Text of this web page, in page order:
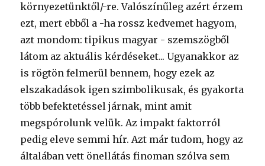
környezetünktől/-re. Valószínűleg azért érzem
ezt, mert ebből a -ha rossz kedvemet hagyom,
azt mondom: tipikus magyar - szemszögből
látom az aktuális kérdéseket... Ugyanakkor az
is rögtön felmerül bennem, hogy ezek az
elszakadások igen szimbolikusak, és gyakorta
több befektetéssel járnak, mint amit
megspórolunk velük. Az impakt faktorról
pedig eleve semmi hír. Azt már tudom, hogy az
általában vett önellátás finoman szólva sem